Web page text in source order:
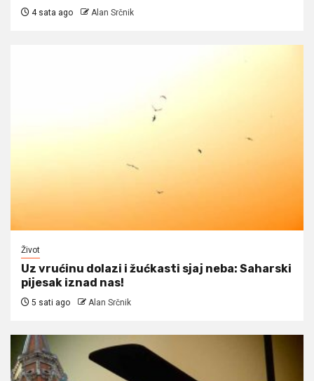
4 sata ago Alan Srčnik
Život
Uz vrućinu dolazi i žućkasti sjaj neba: Saharski
pijesak iznad nas!
5 sati ago Alan Srčnik